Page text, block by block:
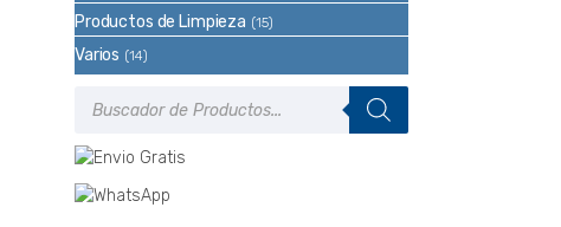
Productos de Limpieza (15)
Varios (14)
de